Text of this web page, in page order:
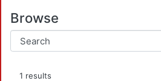
Browse
1 results